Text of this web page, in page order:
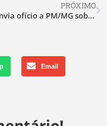
PRÓXIMO
CBTT envia ofício a PM/MG sobre prisão ilegal de CAC
Email